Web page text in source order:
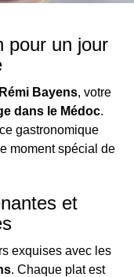
pour un jour
Rémi Bayens, votre
dans le Médoc.
gastronomique
moment spécial de
et
exquises avec les
. Chaque plat est